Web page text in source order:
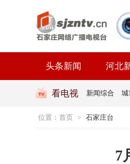
头条新闻 河北
看电视 新闻综合 城
位置： 首页 > 石家庄台
7